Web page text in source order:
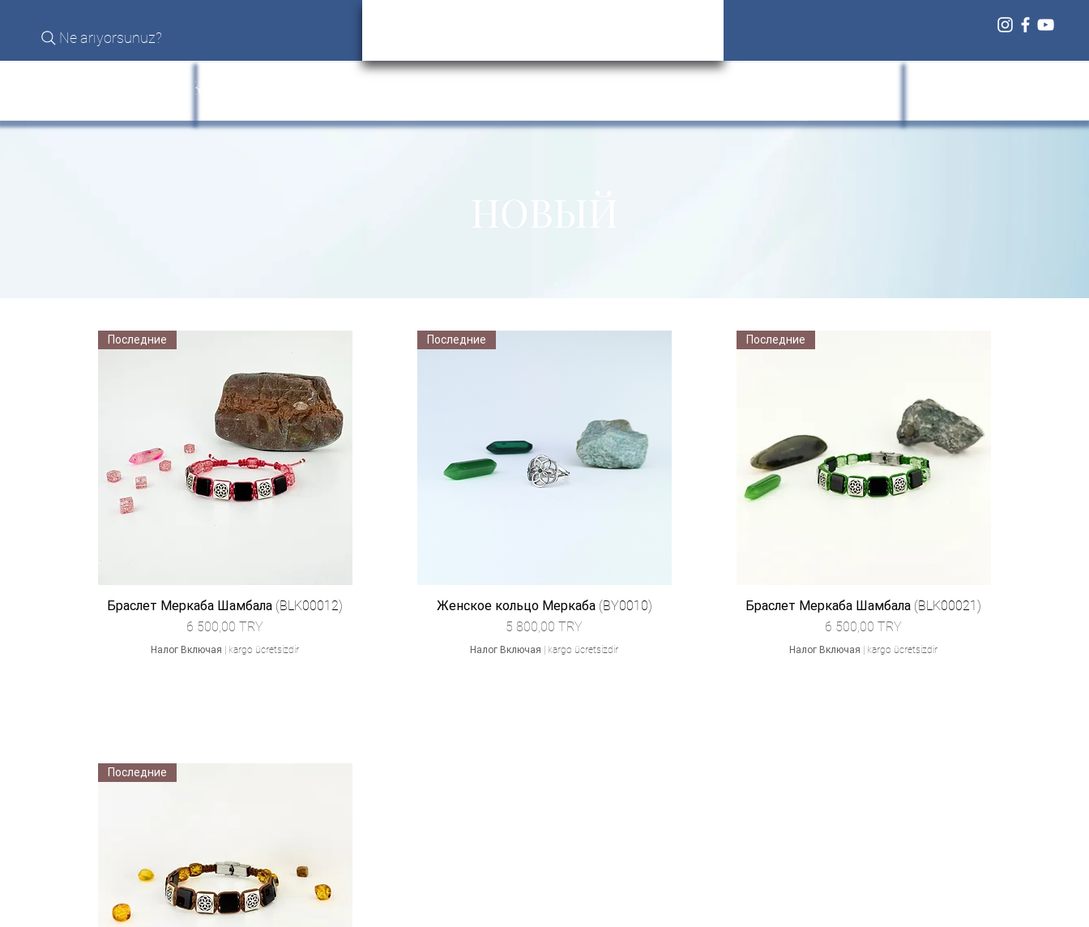
Ne arıyorsunuz?
МЕРКАБА ЦВЕТОК ЖИЗНИ
Последние
Браслет Меркаба Шамбала (BLK00012)
Цена
6 500,00 TRY
Налог Включая | kargo ücretsizdir
Последние
Женское кольцо Меркаба (BY0010)
Цена
5 800,00 TRY
Налог Включая | kargo ücretsizdir
Последние
Браслет Меркаба Шамбала (BLK00021)
Цена
6 500,00 TRY
Налог Включая | kargo ücretsizdir
Последние